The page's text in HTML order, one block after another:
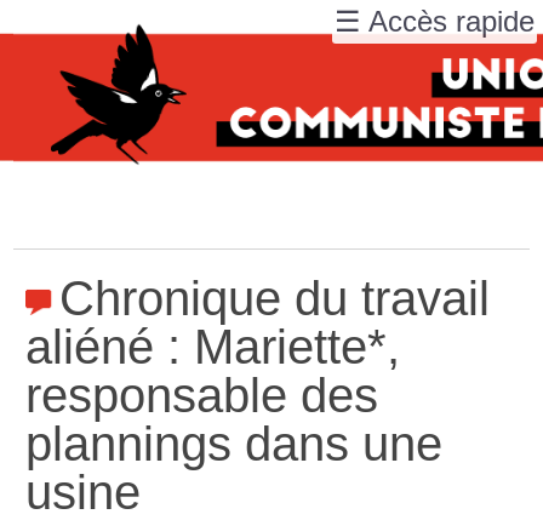
Chronique du travail
aliéné : Mariette*,
responsable des
plannings dans une
usine
☰ Accès rapide